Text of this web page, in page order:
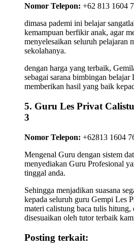
Nomor Telepon: +62 813 1604
dimasa pademi ini belajar
kemampuan berfikir anak, agar
menyelesaikan seluruh pelajaran
sekolahanya.
dengan harga yang terbaik,
sebagai sarana bimbingan
memberikan hasil yang baik
5. Guru Les Privat
3
Nomor Telepon: +62813 1604
Mengenal Guru dengan sistem
menyediakan Guru Profesional
tinggal anda.
Sehingga menjadikan suasana
kepada seluruh guru Gempi Les
materi calistung baca tulis
disesuaikan oleh tutor terbaik
Posting terkait: